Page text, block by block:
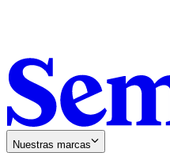
Nuestras marcas